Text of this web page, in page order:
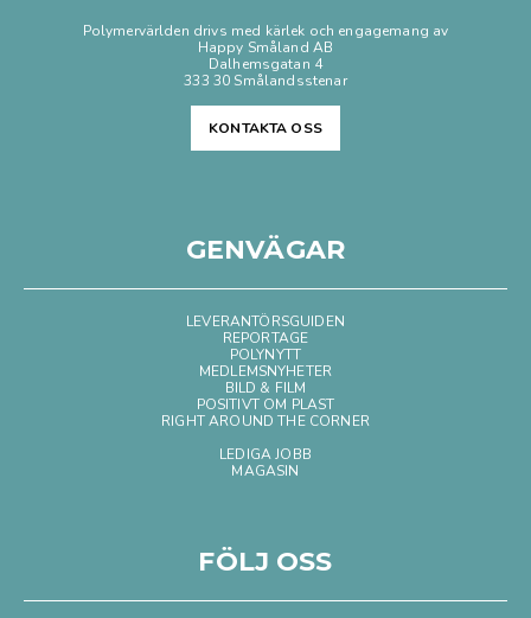
Polymervärlden drivs med kärlek och engagemang av
Happy Småland AB
Dalhemsgatan 4
333 30 Smålandsstenar
KONTAKTA OSS
GENVÄGAR
LEVERANTÖRSGUIDEN
REPORTAGE
POLYNYTT
MEDLEMSNYHETER
BILD & FILM
POSITIVT OM PLAST
RIGHT AROUND THE CORNER
LEDIGA JOBB
MAGASIN
FÖLJ OSS